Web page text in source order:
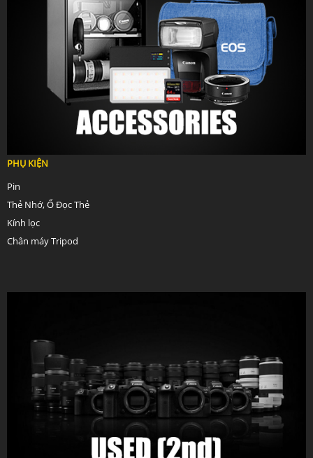
PHỤ KIỆN
Pin
Thẻ Nhớ, Ổ Đọc Thẻ
Kính lọc
Chân máy Tripod